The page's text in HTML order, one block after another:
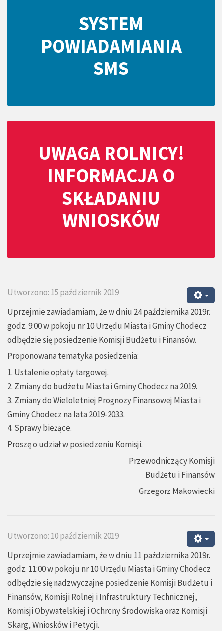
SYSTEM
POWIADAMIANIA
SMS
UWAGA ROLNICY!
INFORMACJA O
SKŁADANIU
WNIOSKÓW
Utworzono: 15 październik 2019
Uprzejmie zawiadamiam, że w dniu 24 października 2019r.
godz. 9:00 w pokoju nr 10 Urzędu Miasta i Gminy Chodecz
odbędzie się posiedzenie Komisji Budżetu i Finansów.
Proponowana tematyka posiedzenia:
1. Ustalenie opłaty targowej.
2. Zmiany do budżetu Miasta i Gminy Chodecz na 2019.
3. Zmiany do Wieloletniej Prognozy Finansowej Miasta i
Gminy Chodecz na lata 2019-2033.
4. Sprawy bieżące.
Proszę o udział w posiedzeniu Komisji.
Przewodniczący Komisji
Budżetu i Finansów
Grzegorz Makowiecki
Utworzono: 10 październik 2019
Uprzejmie zawiadamiam, że w dniu 11 października 2019r.
godz. 11:00 w pokoju nr 10 Urzędu Miasta i Gminy Chodecz
odbędzie się nadzwyczajne posiedzenie Komisji Budżetu i
Finansów, Komisji Rolnej i Infrastruktury Technicznej,
Komisji Obywatelskiej i Ochrony Środowiska oraz Komisji
Skarg, Wniosków i Petycji.